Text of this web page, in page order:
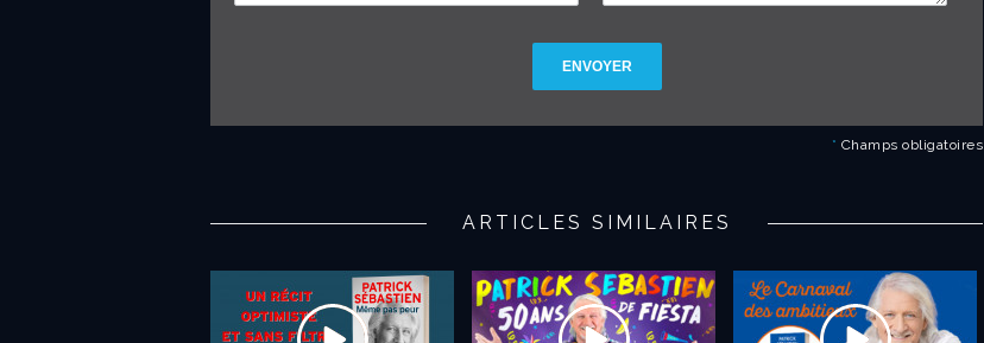
ENVOYER
* Champs obligatoires
ARTICLES SIMILAIRES